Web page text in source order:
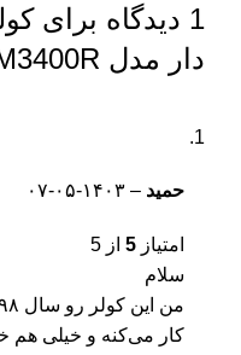
1 دیدگاه برای
دار مدل M3400R
حمید – ۱۴۰۳-۰۵-۰۷
امتیاز 5 از 5
سلام
کار می‌کنه و خیلی هم